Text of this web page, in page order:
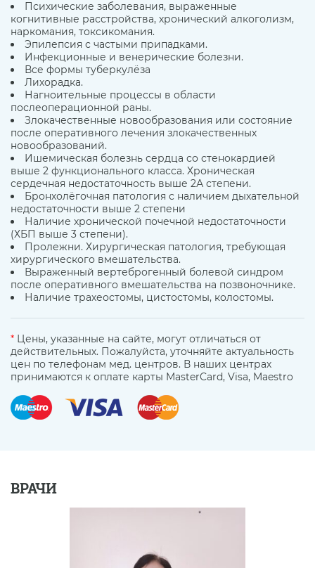
Психические заболевания, выраженные
когнитивные расстройства, хронический алкоголизм,
наркомания, токсикомания.
Эпилепсия с частыми припадками.
Инфекционные и венерические болезни.
Все формы туберкулёза
Лихорадка.
Нагноительные процессы в области
послеоперационной раны.
Злокачественные новообразования или состояние
после оперативного лечения злокачественных
новообразований.
Ишемическая болезнь сердца со стенокардией
выше 2 функционального класса. Хроническая
сердечная недостаточность выше 2А степени.
Бронхолёгочная патология с наличием дыхательной
недостаточности выше 2 степени
Наличие хронической почечной недостаточности
(ХБП выше 3 степени).
Пролежни. Хирургическая патология, требующая
хирургического вмешательства.
Выраженный вертеброгенный болевой синдром
после оперативного вмешательства на позвоночнике.
Наличие трахеостомы, цистостомы, колостомы.
* Цены, указанные на сайте, могут отличаться от
действительных. Пожалуйста, уточняйте актуальность
цен по телефонам мед. центров. В наших центрах
принимаются к оплате карты MasterCard, Visa, Maestro
ВРАЧИ